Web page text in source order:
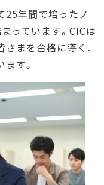
25年間で培ったノ
っています。CICは
まを合格に導く、
す。